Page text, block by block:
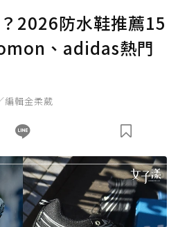
確認送出
：0點；前往 購買點數
2026防水鞋推薦15
、adidas熱門
編輯金柔葳